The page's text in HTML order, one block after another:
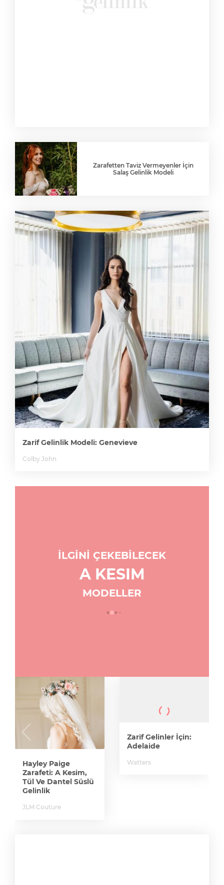
Zarafetten Taviz Vermeyenler İçin
Salaş Gelinlik Modeli
Zarif Gelinlik Modeli: Genevieve
Colby John
İLGİNİ ÇEKEBİLECEK
A KESIM
MODELLER
Hayley Paige
Zarafeti: A Kesim,
Tül Ve Dantel Süslü
Gelinlik
JLM Couture
Zarif Gelinler İçin:
Adelaide
Watters